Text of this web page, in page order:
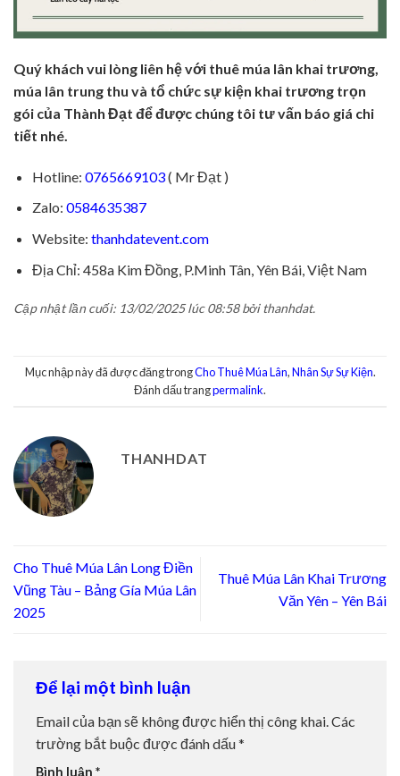
Quý khách vui lòng liên hệ với thuê múa lân khai trương,
múa lân trung thu và tổ chức sự kiện khai trương trọn
gói của Thành Đạt để được chúng tôi tư vấn báo giá chi
tiết nhé.
Hotline: 0765669103( Mr Đạt )
Zalo: 0584635387
Website: thanhdatevent.com
Địa Chỉ: 458a Kim Đồng, P.Minh Tân, Yên Bái, Việt Nam
Cập nhật lần cuối: 13/02/2025 lúc 08:58 bởi thanhdat.
Mục nhập này đã được đăng trongCho Thuê Múa Lân,Nhân Sự Sự Kiện.
Đánh dấu trangpermalink.
THANHDAT
Cho Thuê Múa Lân Long Điền
Vũng Tàu – Bảng Gía Múa Lân
2025
Thuê Múa Lân Khai Trương
Văn Yên – Yên Bái
Để lại một bình luận
Email của bạn sẽ không được hiển thị công khai. Các
trường bắt buộc được đánh dấu*
Bình luận *